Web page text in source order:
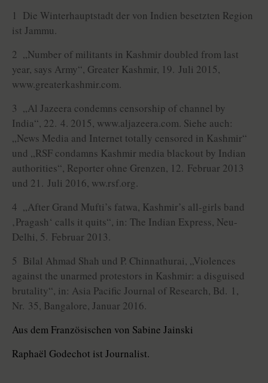
1 Die Winterhauptstadt der von Indien besetzten Region
ist Jammu.
2 „Number of militants in Kashmir doubled from last
year, says Army“, Greater Kashmir, 19. Juli 2015,
www.greaterkashmir.com.
3 „Al Jazeera condemns censorship of channel by
India“, 22. 4. 2015, www.aljazeera.com. Siehe auch:
„News Media and Internet totally censored in Kashmir“
und „RSF condamns Kashmir media blackout by Indian
authorities“, Reporter ohne Grenzen, 12. Februar 2013
und 21. Juli 2016, ww.rsf.org.
4 „After Grand Mufti’s fatwa, Kashmir’s all-girls band
‚Pragash‘ calls it quits“, in: The Indian Express, Neu-
Delhi, 5. Februar 2013.
5 Bilal Ahmad Shah und P. Chinnathurai, „Violences
against the unarmed protestors in Kashmir: a disguised
brutality“, in: Asia Pacific Journal of Research, Bd. 1,
Nr. 35, Bangalore, Januar 2016.
Aus dem Französischen von Sabine Jainski
Raphaël Godechot ist Journalist.